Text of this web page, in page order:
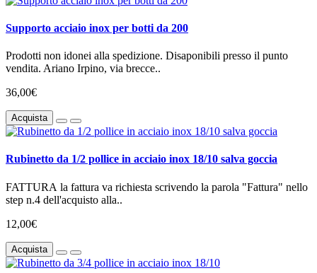
Supporto acciaio inox per botti da 200
Prodotti non idonei alla spedizione. Disaponibili presso il punto
vendita. Ariano Irpino, via brecce..
36,00€
Acquista
Rubinetto da 1/2 pollice in acciaio inox 18/10 salva goccia
FATTURA la fattura va richiesta scrivendo la parola "Fattura" nello
step n.4 dell'acquisto alla..
12,00€
Acquista